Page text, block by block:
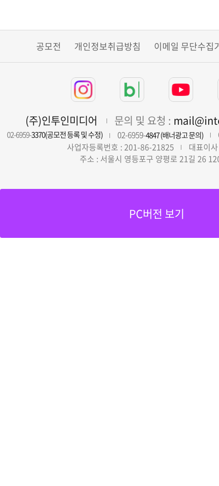
공모전 개인정보취급방침 이메일 무단수집
(주)인투인미디어 문의 및 요청 :
02-6959-3370(공모전 등록 및 수정) 02-6959-4847 (배너광고 문의)
사업자등록번호 : 201-86-21825
대표이
주소 : 서울시 영등포구 양평로 21길 26
PC버전 보기